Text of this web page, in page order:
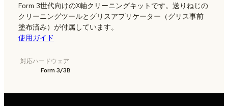
Form 3世代向けのX軸クリーニングキットです。送りねじの
クリーニングツールとグリスアプリケーター（グリス事前
塗布済み）が付属しています。
使用ガイド
対応ハードウェア
Form 3/3B